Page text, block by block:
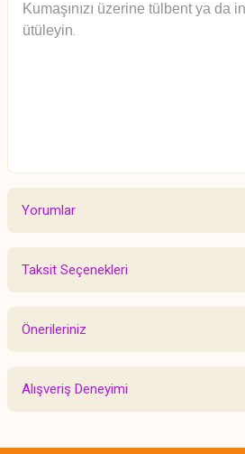
Kumaşınızı üzerine tülbent ya da
ütüleyin.
Yorumlar
Taksit Seçenekleri
Önerileriniz
Bu ürünün fiyat bilgisi, resim, ürün
yetersiz gördüğünüz noktaları öneri
Alışveriş Deneyimi